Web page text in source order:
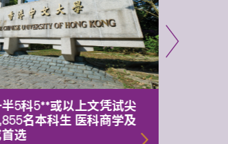
5科5**或以上文凭试尖
名本科生 医科商学及
选